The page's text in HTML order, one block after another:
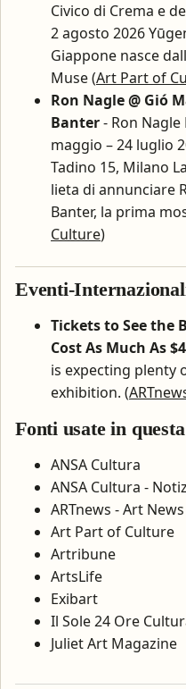
Civico di Crema e
2 agosto 2026
Giappone nasce
Muse (Art Part of
Ron Nagle @ Gió
Banter- Ron
maggio – 24 luglio
Tadino 15, Milano
lieta di annunciare
Banter, la prima
Culture)
Eventi-
Tickets to See the
Cost As Much As
is expecting plenty
exhibition. (
Fonti usate in
ANSA Cultura
ANSA Cultura -
ARTnews - Art News
Art Part of Culture
Artribune
ArtsLife
Exibart
Il Sole 24 Ore
Juliet Art Magazine